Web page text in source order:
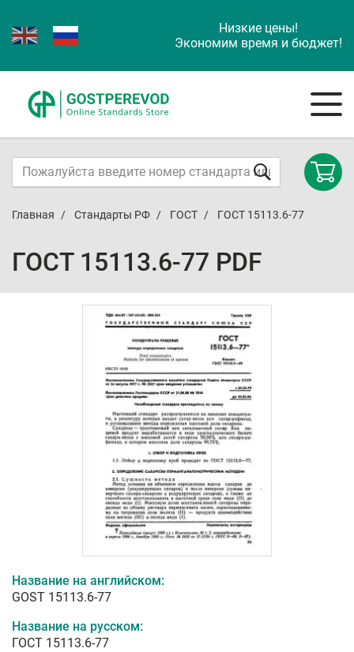
Низкие цены!
Экономим время и бюджет!
Главная Стандарты РФ ГОСТ ГОСТ 15113.6-77
ГОСТ 15113.6-77 PDF
Название на английском:
GOST 15113.6-77
Название на русском:
ГОСТ 15113.6-77